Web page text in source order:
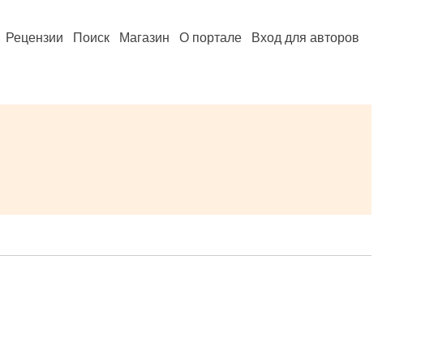
Рецензии Поиск Магазин О портале Вход для авторов